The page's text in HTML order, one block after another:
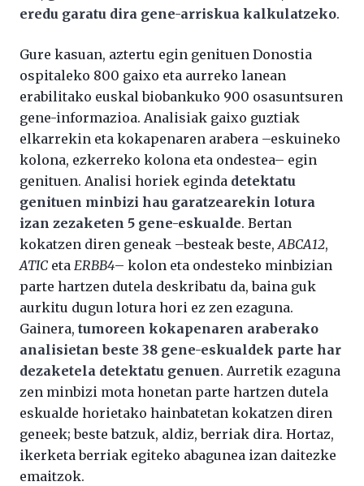
eredu garatu dira gene-arriskua kalkulatzeko.
Gure kasuan, aztertu egin genituen Donostia
ospitaleko 800 gaixo eta aurreko lanean
erabilitako euskal biobankuko 900 osasuntsuren
gene-informazioa. Analisiak gaixo guztiak
elkarrekin eta kokapenaren arabera –eskuineko
kolona, ezkerreko kolona eta ondestea– egin
genituen. Analisi horiek eginda detektatu
genituen minbizi hau garatzearekin lotura
izan zezaketen 5 gene-eskualde. Bertan
kokatzen diren geneak –besteak beste,ABCA12,
ATIC eta ERBB4– kolon eta ondesteko minbizian
parte hartzen dutela deskribatu da, baina guk
aurkitu dugun lotura hori ez zen ezaguna.
Gainera, tumoreen kokapenaren araberako
analisietan beste 38 gene-eskualdek parte har
dezaketela detektatu genuen. Aurretik ezaguna
zen minbizi mota honetan parte hartzen dutela
eskualde horietako hainbatetan kokatzen diren
geneek; beste batzuk, aldiz, berriak dira. Hortaz,
ikerketa berriak egiteko abagunea izan daitezke
emaitzok.